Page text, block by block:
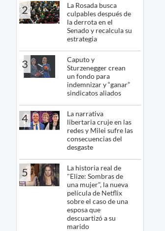
2
La Rosada busca
culpables después de
la derrota en el
Senado y recalcula su
estrategia
3
Caputo y
Sturzenegger crean
un fondo para
indemnizar y “ganar”
sindicatos aliados
4
La narrativa
libertaria cruje en las
redes y Milei sufre las
consecuencias del
desgaste
5
La historia real de
"Elize: Sombras de
una mujer", la nueva
película de Netflix
sobre el caso de una
esposa que
descuartizó a su
marido